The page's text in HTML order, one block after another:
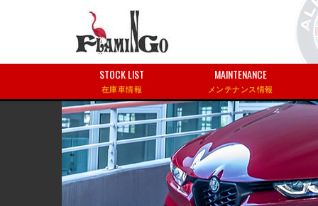
STOCK LIST
在庫車情報
MAINTENANCE
メンテナンス情報